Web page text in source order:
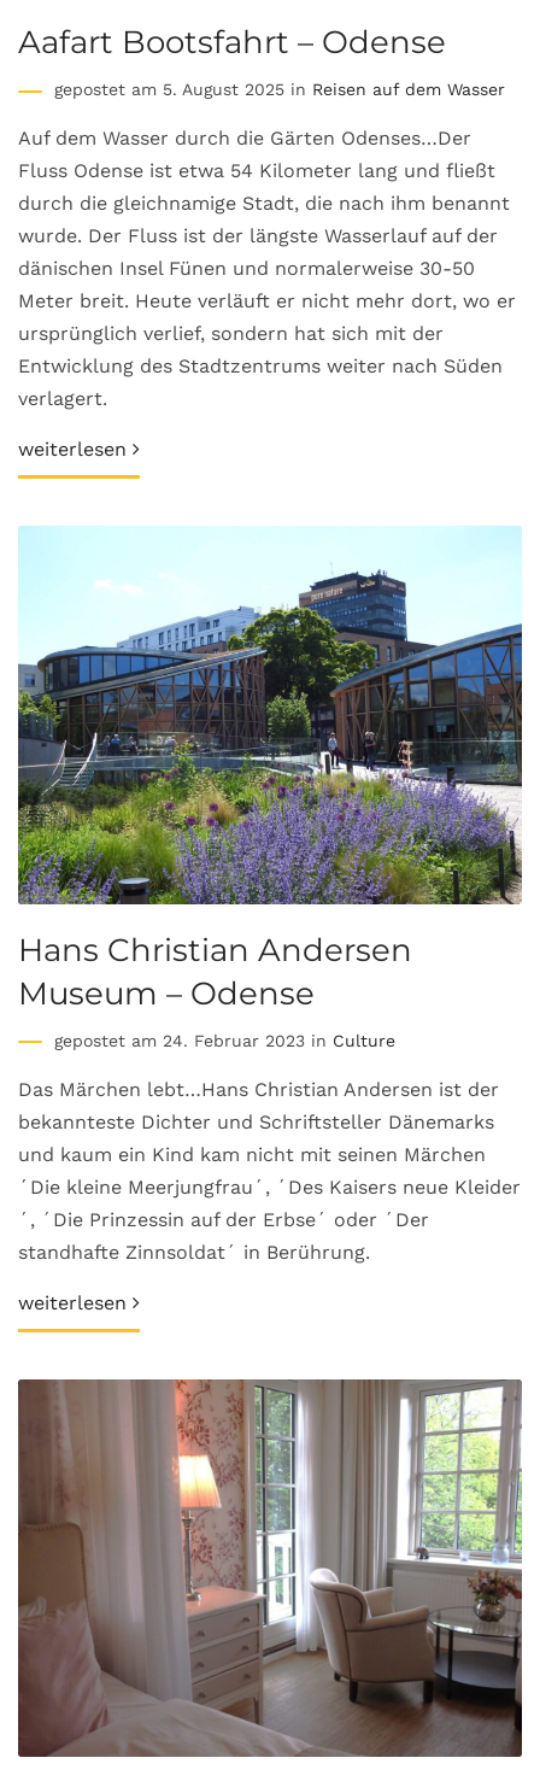
Aafart Bootsfahrt – Odense
gepostet am 5. August 2025 in Reisen auf dem Wasser
Auf dem Wasser durch die Gärten Odenses…Der
Fluss Odense ist etwa 54 Kilometer lang und fließt
durch die gleichnamige Stadt, die nach ihm benannt
wurde. Der Fluss ist der längste Wasserlauf auf der
dänischen Insel Fünen und normalerweise 30-50
Meter breit. Heute verläuft er nicht mehr dort, wo er
ursprünglich verlief, sondern hat sich mit der
Entwicklung des Stadtzentrums weiter nach Süden
verlagert.
weiterlesen
Hans Christian Andersen
Museum – Odense
gepostet am 24. Februar 2023 in Culture
Das Märchen lebt…Hans Christian Andersen ist der
bekannteste Dichter und Schriftsteller Dänemarks
und kaum ein Kind kam nicht mit seinen Märchen
´Die kleine Meerjungfrau´, ´Des Kaisers neue Kleider
´, ´Die Prinzessin auf der Erbse´ oder ´Der
standhafte Zinnsoldat´ in Berührung.
weiterlesen